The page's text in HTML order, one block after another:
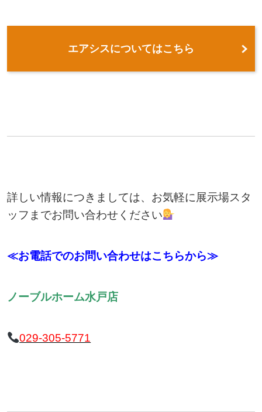
エアシスについてはこちら
詳しい情報につきましては、お気軽に展示場スタ
ッフまでお問い合わせください
≪お電話でのお問い合わせはこちらから≫
ノーブルホーム水戸店
029-305-5771